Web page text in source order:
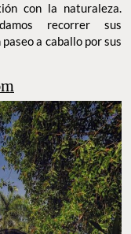
con la naturaleza.
recorrer sus
a caballo por sus